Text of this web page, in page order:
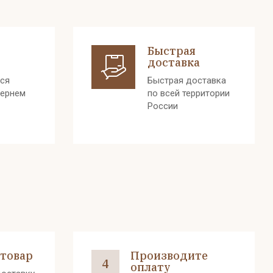
Быстрая
доставка
Быстрая доставка
по всей территории
России
4
Производите
оплату